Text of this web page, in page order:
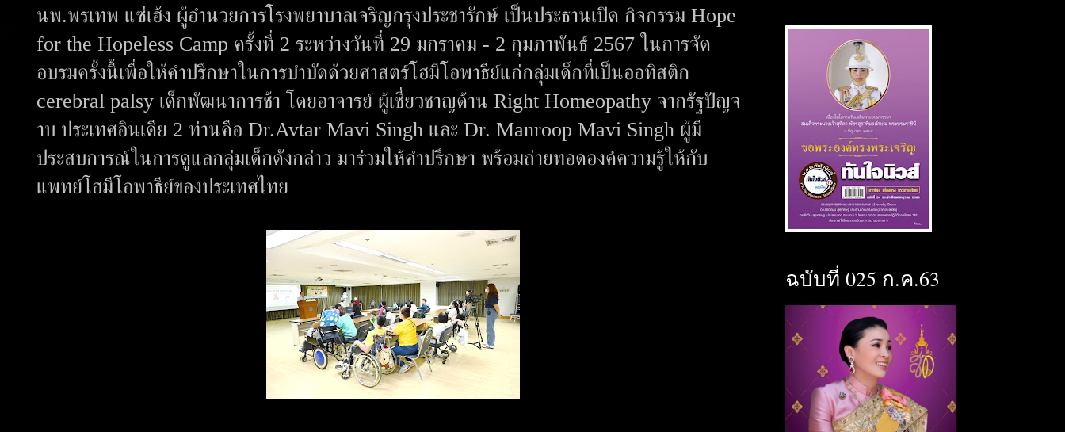
นพ.พรเทพ แซ่เฮ้ง ผู้อำนวยการโรงพยาบาลเจริญกรุงประชารักษ์ เป็นประธานเปิด กิจกรรม Hope
for the Hopeless Camp ครั้งที่ 2 ระหว่างวันที่ 29 มกราคม - 2 กุมภาพันธ์ 2567 ในการจัด
อบรมครั้งนี้เพื่อให้คำปรึกษาในการบำบัดด้วยศาสตร์โฮมีโอพาธีย์แก่กลุ่มเด็กที่เป็นออทิสติก
cerebral palsy เด็กพัฒนาการช้า โดยอาจารย์ ผู้เชี่ยวชาญด้าน Right Homeopathy จากรัฐปัญจ
าบ ประเทศอินเดีย 2 ท่านคือ Dr.Avtar Mavi Singh และ Dr. Manroop Mavi Singh ผู้มี
ประสบการณ์ในการดูแลกลุ่มเด็กดังกล่าว มาร่วมให้คำปรึกษา พร้อมถ่ายทอดองค์ความรู้ให้กับ
แพทย์โฮมีโอพาธีย์ของประเทศไทย
ฉบับที่ 025 ก.ค.63